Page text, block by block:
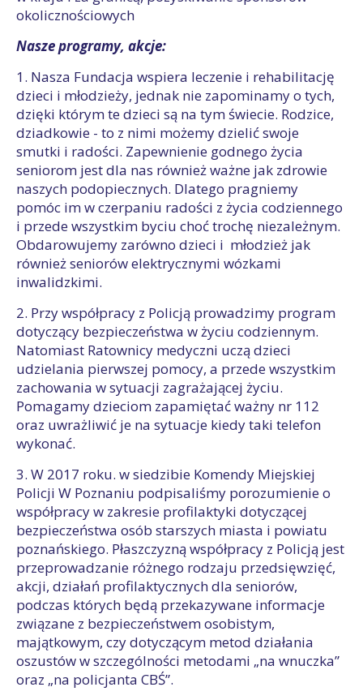
okolicznościowych
Nasze programy, akcje:
1. Nasza Fundacja wspiera leczenie i rehabilitację
dzieci i młodzieży, jednak nie zapominamy o tych,
dzięki którym te dzieci są na tym świecie. Rodzice,
dziadkowie - to z nimi możemy dzielić swoje
smutki i radości. Zapewnienie godnego życia
seniorom jest dla nas również ważne jak zdrowie
naszych podopiecznych. Dlatego pragniemy
pomóc im w czerpaniu radości z życia codziennego
i przede wszystkim byciu choć trochę niezależnym.
Obdarowujemy zarówno dzieci i młodzież jak
również seniorów elektrycznymi wózkami
inwalidzkimi.
2. Przy współpracy z Policją prowadzimy program
dotyczący bezpieczeństwa w życiu codziennym.
Natomiast Ratownicy medyczni uczą dzieci
udzielania pierwszej pomocy, a przede wszystkim
zachowania w sytuacji zagrażającej życiu.
Pomagamy dzieciom zapamiętać ważny nr 112
oraz uwrażliwić je na sytuacje kiedy taki telefon
wykonać.
3. W 2017 roku. w siedzibie Komendy Miejskiej
Policji W Poznaniu podpisaliśmy porozumienie o
współpracy w zakresie profilaktyki dotyczącej
bezpieczeństwa osób starszych miasta i powiatu
poznańskiego. Płaszczyzną współpracy z Policją jest
przeprowadzanie różnego rodzaju przedsięwzięć,
akcji, działań profilaktycznych dla seniorów,
podczas których będą przekazywane informacje
związane z bezpieczeństwem osobistym,
majątkowym, czy dotyczącym metod działania
oszustów w szczególności metodami „na wnuczka”
oraz „na policjanta CBŚ”.